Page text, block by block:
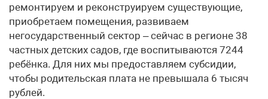
ремонтируем и реконструируем существующие,
приобретаем помещения, развиваем
негосударственный сектор – сейчас в регионе 38
частных детских садов, где воспитываются 7244
ребёнка. Для них мы предоставляем субсидии,
чтобы родительская плата не превышала 6 тысяч
рублей.